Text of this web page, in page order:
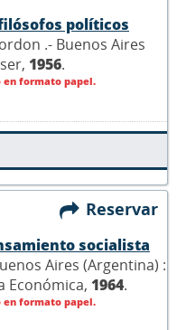
políticos
.- Buenos Aires
1956.
formato papel.
Reservar
socialista
Aires (Argentina) :
Económica, 1964.
formato papel.